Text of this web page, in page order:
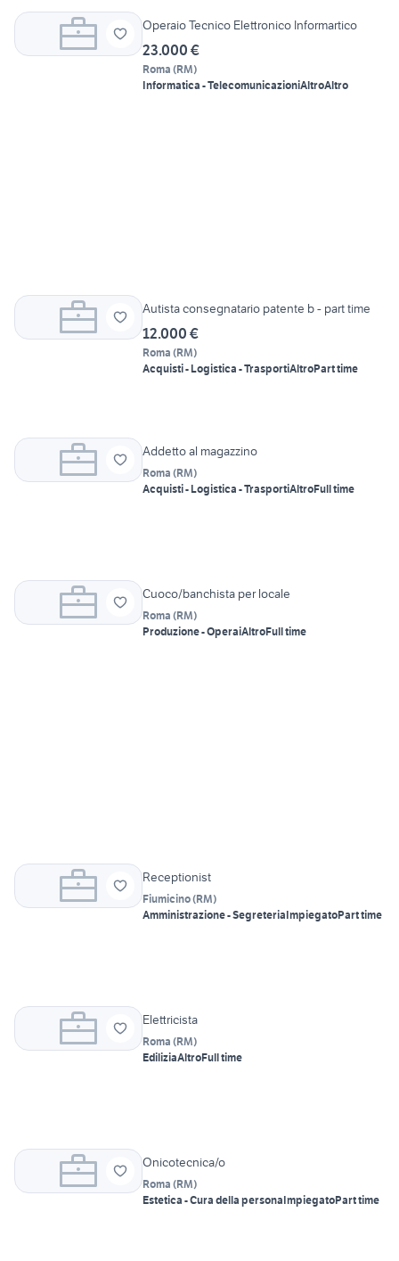
Operaio Tecnico Elettronico Informartico
23.000 €
Roma (RM)
Informatica - TelecomunicazioniAltroAltro
Autista consegnatario patente b - part time
12.000 €
Roma (RM)
Acquisti - Logistica - TrasportiAltroPart time
Addetto al magazzino
Roma (RM)
Acquisti - Logistica - TrasportiAltroFull time
Cuoco/banchista per locale
Roma (RM)
Produzione - OperaiAltroFull time
Receptionist
Fiumicino(RM)
Amministrazione - SegreteriaImpiegatoPart time
Elettricista
Roma (RM)
EdiliziaAltroFull time
Onicotecnica/o
Roma (RM)
Estetica - Cura della personaImpiegatoPart time